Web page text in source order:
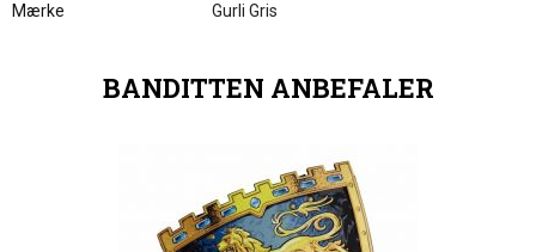
Mærke
Gurli Gris
BANDITTEN ANBEFALER